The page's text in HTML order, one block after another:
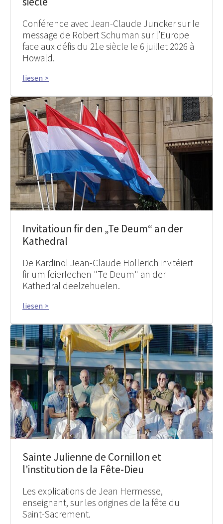
Conférence avec Jean-Claude Juncker sur le
message de Robert Schuman sur l’Europe
face aux défis du 21e siècle le 6 juillet 2026 à
Howald.
liesen >
Invitatioun fir den „Te Deum“ an der
Kathedral
De Kardinol Jean-Claude Hollerich invitéiert
fir um feierlechen "Te Deum" an der
Kathedral deelzehuelen.
liesen >
Sainte Julienne de Cornillon et
l’institution de la Fête-Dieu
Les explications de Jean Hermesse,
enseignant, sur les origines de la fête du
Saint-Sacrement.